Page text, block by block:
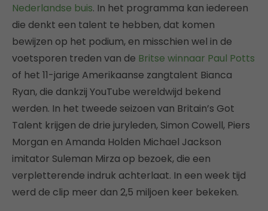
Nederlandse buis. In het programma kan iedereen
die denkt een talent te hebben, dat komen
bewijzen op het podium, en misschien wel in de
voetsporen treden van de Britse winnaar Paul Potts
of het 11-jarige Amerikaanse zangtalent Bianca
Ryan, die dankzij YouTube wereldwijd bekend
werden. In het tweede seizoen van Britain’s Got
Talent krijgen de drie juryleden, Simon Cowell, Piers
Morgan en Amanda Holden Michael Jackson
imitator Suleman Mirza op bezoek, die een
verpletterende indruk achterlaat. In een week tijd
werd de clip meer dan 2,5 miljoen keer bekeken.